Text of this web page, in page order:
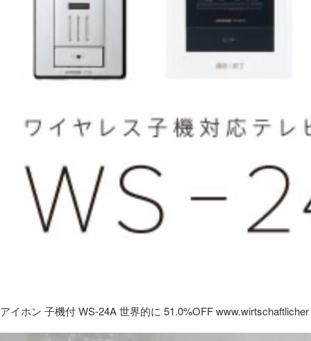
アイホン 子機付 WS-24A 世界的に 51.0%OFF www.wirtschaftlicher